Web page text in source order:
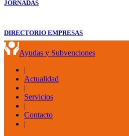
JORNADAS
DIRECTORIO EMPRESAS
Ayudas y Subvenciones
|
Actualidad
|
Servicios
|
Contacto
|